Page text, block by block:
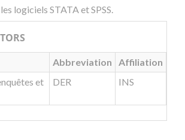
logiciels STATA et SPSS.
Abbreviation
Affiliation
et
DER INS